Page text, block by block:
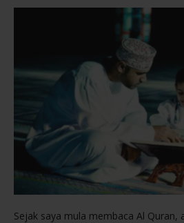
Sejak saya mula membaca Al Quran,